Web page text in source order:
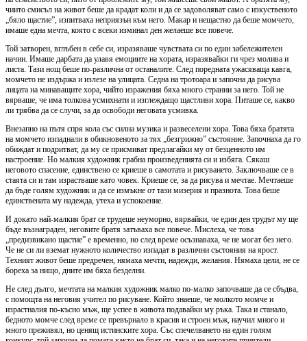
чиито смисъл на живот беше да крадат коли и да се задоволяват само с изкуственото
„бяло щастие”, изпитваха неприязън към него. Макар и нещастно да беше момчето,
имаше една мечта, която с всеки изминал ден желаеше все повече.
Той затворен, вглъбен в себе си, изразяваше чувствата си по един забележителен
начин. Имаше дарбата да улавя емоциите на хората, изразявайки ги чрез молива и
листа. Тази нощ беше по-различна от останалите. След поредната ужасяваща кавга,
момчето не издържа и излезе на улицата. Седна на тротоара и започна да рисува
лицата на минаващите хора, чийто изражения бяха много странни за него. Той не
вярваше, че има толкова усмихнати и изглеждащо щастливи хора. Питаше се, какво
ли трябва да се случи, за да освободи неговата усмивка.
Внезапно на пътя спря кола със силна музика и развеселени хора. Това бяха братята
на момчето изпаднали в обикновеното за тях „безгрижно” състояние. Започнаха да го
обиждат и подритват, да му се присмиват предлагайки му от безценното им
настроение. Но малкия художник грабна произведенията си и избяга. Сякаш
неговото спасение, единствено се криеше в самотата и рисуването. Заключваше се в
стаята си и там израстваше като човек. Криеше се, за да рисува и мечтае. Мечтаеше
да бъде голям художник и да се измъкне от тази мизерия и празнота. Това беше
единствената му надежда, утеха и успокоение.
И докато най-малкия брат се трудеше неуморно, вярвайки, че един ден трудът му ще
бъде възнаграден, неговите братя затъваха все повече. Мислеха, че това
„предизвикано щастие” е временно, но след време осъзнаваха, че не могат без него.
Че не си ли вземат нужното количество изпадат в различни състояния на ярост.
Техният живот беше предречен, нямаха мечти, надежди, желания. Нямаха цели, не се
бореха за нищо, дните им бяха безделни.
Не след дълго, мечтата на малкия художник малко по-малко започваше да се сбъдва,
с помощта на неговия учител по рисуване. Който знаеше, че молкото момче и
израстналия по-късно мъж, ще успее в живота подавайки му ръка. Така и станало,
бедното момче след време се превърнало в красив и строен мъж, научил много и
много преживял, но ценящ истинските хора. Със спечелването на един голям